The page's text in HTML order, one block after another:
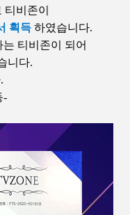
티비존이
획득 하였습니다.
티비존이 되어
니다.
-